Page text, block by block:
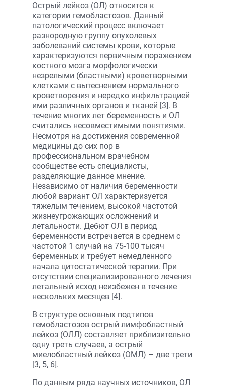
Острый лейкоз (ОЛ) относится к
категории гемобластозов. Данный
патологический процесс включает
разнородную группу опухолевых
заболеваний системы крови, которые
характеризуются первичным поражением
костного мозга морфологически
незрелыми (бластными) кроветворными
клетками с вытеснением нормального
кроветворения и нередко инфильтрацией
ими различных органов и тканей [3]. В
течение многих лет беременность и ОЛ
считались несовместимыми понятиями.
Несмотря на достижения современной
медицины до сих пор в
профессиональном врачебном
сообществе есть специалисты,
разделяющие данное мнение.
Независимо от наличия беременности
любой вариант ОЛ характеризуется
тяжелым течением, высокой частотой
жизнеугрожающих осложнений и
летальности. Дебют ОЛ в период
беременности встречается в среднем с
частотой 1 случай на 75-100 тысяч
беременных и требует немедленного
начала цитостатической терапии. При
отсутствии специализированного лечения
летальный исход неизбежен в течение
нескольких месяцев [4].
В структуре основных подтипов
гемобластозов острый лимфобластный
лейкоз (ОЛЛ) составляет приблизительно
одну треть случаев, а острый
миелобластный лейкоз (ОМЛ) – две трети
[3, 5, 6].
По данным ряда научных источников, ОЛ